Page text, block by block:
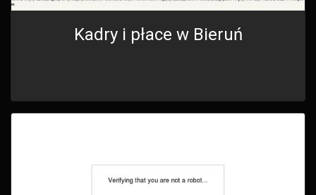
Kadry i płace w Bieruń